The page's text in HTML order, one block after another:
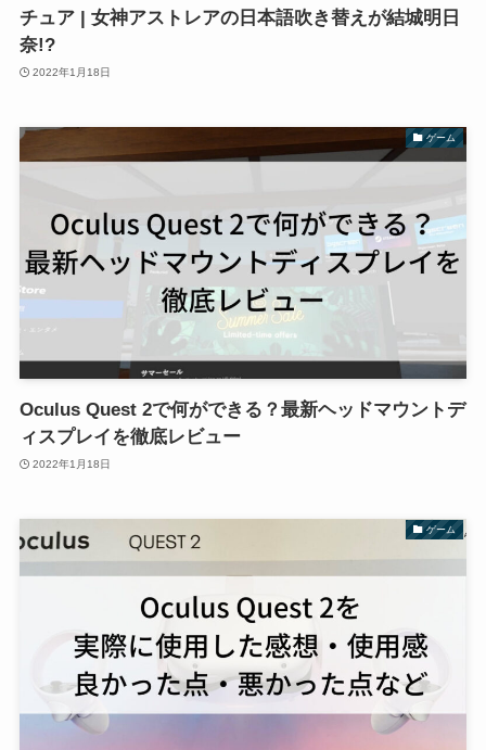
チュア | 女神アストレアの日本語吹き替えが結城明日
奈!?
2022年1月18日
ゲーム
Oculus Quest 2で何ができる？最新ヘッドマウントデ
ィスプレイを徹底レビュー
2022年1月18日
ゲーム